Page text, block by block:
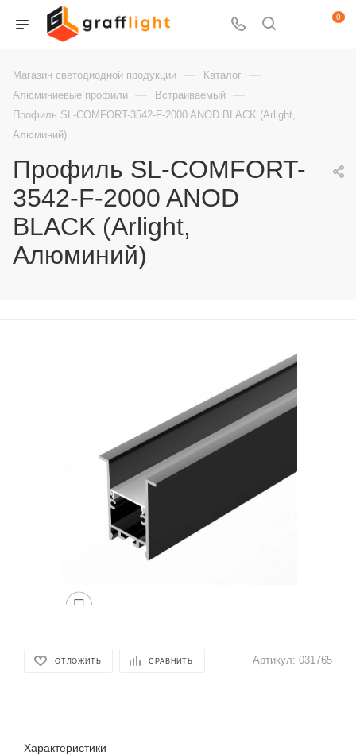
0
Магазин светодиодной продукции — Каталог —
Алюминиевые профили — Встраиваемый —
Профиль SL-COMFORT-3542-F-2000 ANOD BLACK (Arlight,
Алюминий)
Профиль SL-COMFORT-
3542-F-2000 ANOD
BLACK (Arlight,
Алюминий)
ОТЛОЖИТЬ СРАВНИТЬ Артикул: 031765
Характеристики